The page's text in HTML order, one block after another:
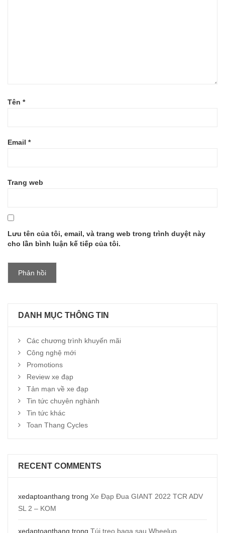
Tên *
Email *
Trang web
Lưu tên của tôi, email, và trang web trong trình duyệt này
cho lần bình luận kế tiếp của tôi.
DANH MỤC THÔNG TIN
Các chương trình khuyến mãi
Công nghệ mới
Promotions
Review xe đạp
Tản mạn về xe đạp
Tin tức chuyên nghành
Tin tức khác
Toan Thang Cycles
RECENT COMMENTS
xedaptoanthang trong Xe Đạp Đua GIANT 2022 TCR ADV
SL 2 – KOM
xedaptoanthang trong Túi treo baga sau Wheelup